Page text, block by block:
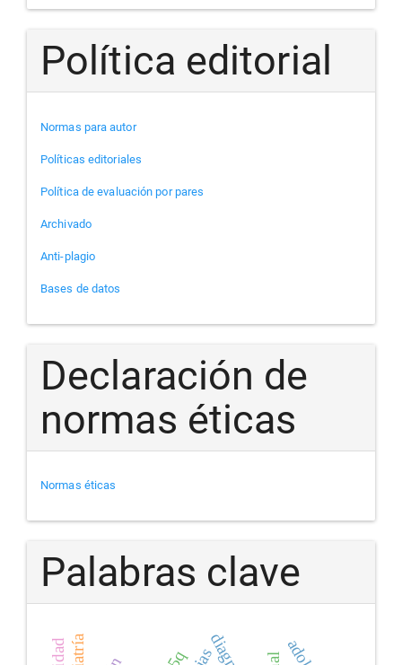
Política editorial
Normas para autor
Políticas editoriales
Política de evaluación por pares
Archivado
Anti-plagio
Bases de datos
Declaración de
normas éticas
Normas éticas
Palabras clave